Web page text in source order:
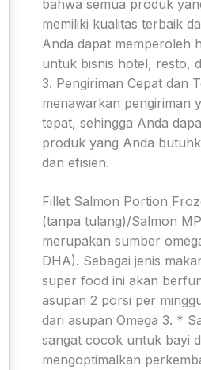
bahwa semua produk
memiliki kualitas terbaik
Anda dapat memperoleh
untuk bisnis hotel, resto,
3. Pengiriman Cepat dan
menawarkan pengiriman
tepat, sehingga Anda
produk yang Anda
dan efisien.
Fillet Salmon Portion
(tanpa tulang)/Salmon
merupakan sumber
DHA). Sebagai jenis
super food ini akan
asupan 2 porsi per
dari asupan Omega 3. *
sangat cocok untuk bayi
mengoptimalkan